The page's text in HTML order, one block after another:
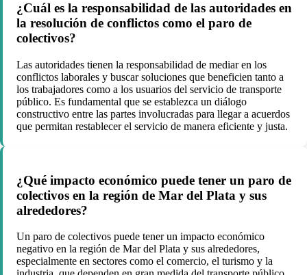
¿Cuál es la responsabilidad de las autoridades en
la resolución de conflictos como el paro de
colectivos?
Las autoridades tienen la responsabilidad de mediar en los
conflictos laborales y buscar soluciones que beneficien tanto a
los trabajadores como a los usuarios del servicio de transporte
público. Es fundamental que se establezca un diálogo
constructivo entre las partes involucradas para llegar a acuerdos
que permitan restablecer el servicio de manera eficiente y justa.
¿Qué impacto económico puede tener un paro de
colectivos en la región de Mar del Plata y sus
alrededores?
Un paro de colectivos puede tener un impacto económico
negativo en la región de Mar del Plata y sus alrededores,
especialmente en sectores como el comercio, el turismo y la